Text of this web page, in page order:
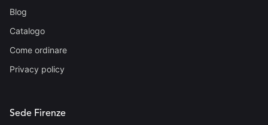
Blog
Catalogo
Come ordinare
Privacy policy
Sede Firenze